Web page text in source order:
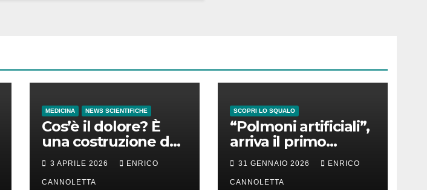
MEDICINA NEWS SCIENTIFICHE
Cos’è il dolore? È
una costruzione del
cervello
3 APRILE 2026 ENRICO
CANNOLETTA
SCOPRI LO SQUALO
“Polmoni artificiali”,
arriva il primo
successo
31 GENNAIO 2026 ENRICO
CANNOLETTA